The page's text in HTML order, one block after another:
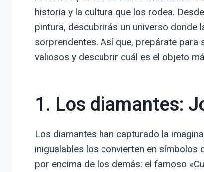
historia y la cultura que los rodea.
pintura, descubrirás un universo donde
sorprendentes. Así que, prepárate
valiosos y descubrir cuál es el objeto
1. Los diamantes:
Los diamantes han capturado la
inigualables los convierten en símbolos
por encima de los demás: el famoso